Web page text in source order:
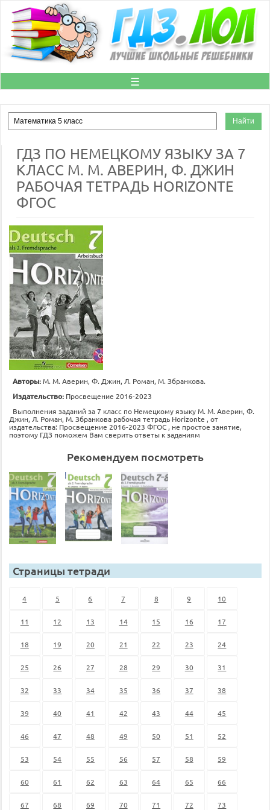
☰
ГДЗ ПО НЕМЕЦКОМУ ЯЗЫКУ ЗА 7
КЛАСС М. М. АВЕРИН, Ф. ДЖИН
РАБОЧАЯ ТЕТРАДЬ HORIZONTE
ФГОС
Авторы:М. М. Аверин, Ф. Джин, Л. Роман, М. Збранкова.
Издательство: Просвещение 2016-2023
Выполнения заданий за 7 класс по Немецкому языку М. М. Аверин, Ф.
Джин, Л. Роман, М. Збранкова рабочая тетрадь Horizonte , от
издательства: Просвещение 2016-2023 ФГОС , не простое занятие,
поэтому ГДЗ поможем Вам сверить ответы к заданиям
Рекомендуем посмотреть
Страницы тетради
4 5 6 7 8 9 10
11 12 13 14 15 16 17
18 19 20 21 22 23 24
25 26 27 28 29 30 31
32 33 34 35 36 37 38
39 40 41 42 43 44 45
46 47 48 49 50 51 52
53 54 55 56 57 58 59
60 61 62 63 64 65 66
67 68 69 70 71 72 73